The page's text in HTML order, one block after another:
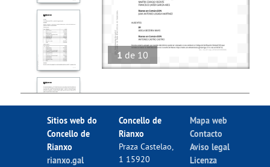
1 de 10
Sitios web do
Concello de
Rianxo
rianxo.gal
Concello de
Rianxo
Praza Castelao,
1 15920
Mapa web
Contacto
Aviso legal
Licenza